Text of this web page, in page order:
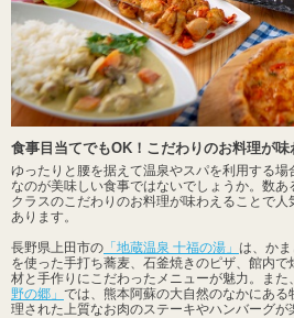
食事目当てでもOK！こだわりのお料理が
ゆったりと腰を据えて温泉やスパを利用する
なのが美味しい食事ではないでしょうか。数
クラスのこだわりのお料理が味わえることで人
あります。
長野県上田市の 「地蔵温泉 十福の湯」 は、か
を使った手打ち蕎麦、石釜焼きのピザ、館内
材と手作りにこだわったメニューが魅力。また
野の郷」 では、熊本阿蘇の大自然のなかにあ
理された上質なお肉のステーキやハンバーグが